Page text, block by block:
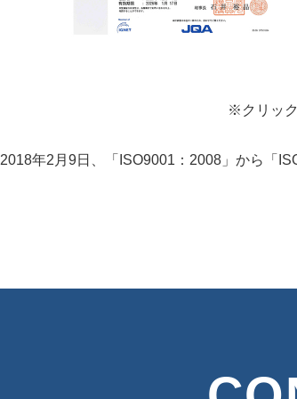
※クリッ
2018年2月9日、「ISO9001：2008」から「